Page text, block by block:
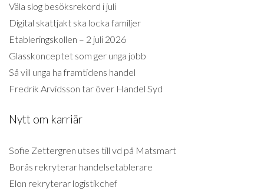
Väla slog besöksrekord i juli
Digital skattjakt ska locka familjer
Etableringskollen – 2 juli 2026
Glasskonceptet som ger unga jobb
Så vill unga ha framtidens handel
Fredrik Arvidsson tar över Handel Syd
Nytt om karriär
Sofie Zettergren utses till vd på Matsmart
Borås rekryterar handelsetablerare
Elon rekryterar logistikchef